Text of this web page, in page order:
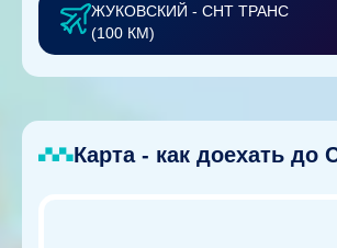
ЖУКОВСКИЙ - СНТ ТРАНС
(100 КМ)
Карта - как доехать до